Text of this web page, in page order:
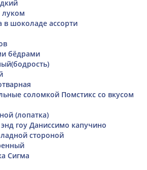
луком
в шоколаде ассорти
бёдрами
соломкой Помстикс со вкусом
(лопатка)
гоу Даниссимо капучино
стороной
Сигма